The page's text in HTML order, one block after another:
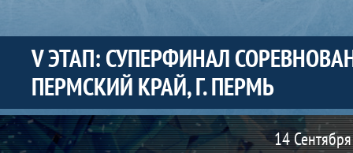
V ЭТАП: СУПЕРФИНАЛ
ПЕРМСКИЙ КРАЙ, Г. ПЕРМЬ
Матч
14